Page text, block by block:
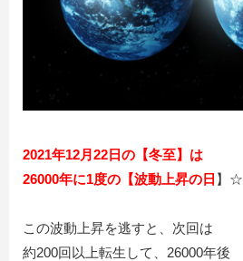
2021年12月22日の【冬至】は
26000年に1度の【波動上昇の日 】☆
この波動上昇を逃すと、次回は
約200回以上転生して、26000年後